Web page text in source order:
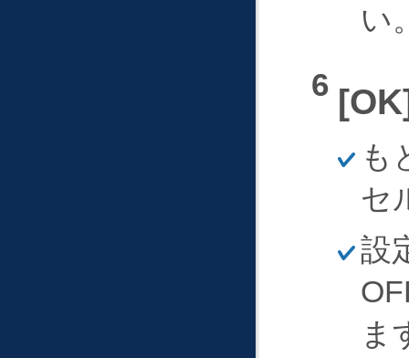
い
OK
そ
く
も
セ
ほ
そ
く
設
ま